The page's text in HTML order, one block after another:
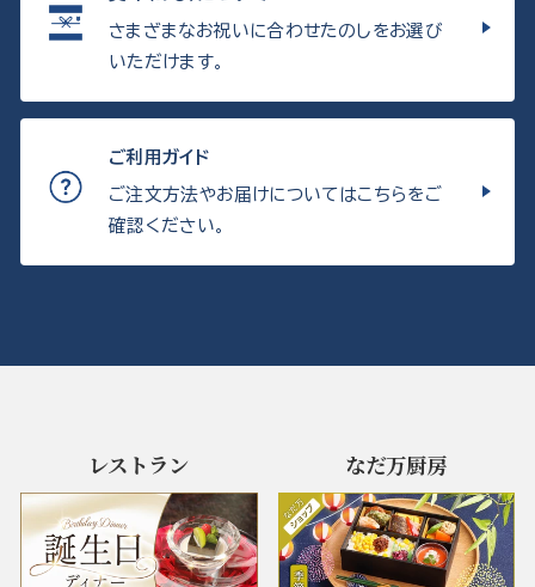
さまざまなお祝いに合わせたのしをお選び
いただけます。
ご利用ガイド
ご注文方法やお届けについてはこちらをご
確認ください。
レストラン なだ万厨房